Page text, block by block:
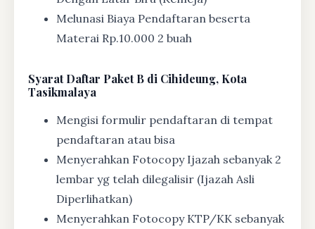
Melunasi Biaya Pendaftaran beserta
Materai Rp.10.000 2 buah
SyaratDaftar Paket B di Cihideung, Kota
Tasikmalaya
Mengisi formulir pendaftaran di tempat
pendaftaran atau bisa
Menyerahkan Fotocopy Ijazah sebanyak 2
lembar yg telah dilegalisir (Ijazah Asli
Diperlihatkan)
Menyerahkan Fotocopy KTP/KK sebanyak